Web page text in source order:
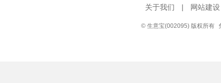
关于我们 | 网站建设
© 生意宝(002095) 版权所有